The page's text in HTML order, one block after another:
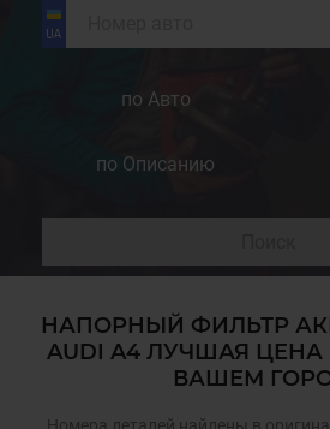
по Авто
по Описанию
НАПОРНЫЙ ФИЛЬТР
AUDI A4 ЛУЧШАЯ
ВАШЕМ